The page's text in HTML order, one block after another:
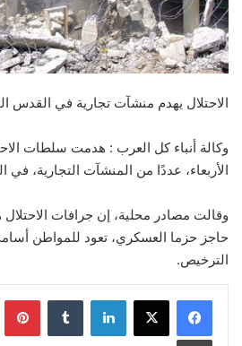
الاحتلال يهدم منشآت تجارية في القدس
وكالة أنباء كل العرب : هدمت سلطات
الأربعاء، عددًا من المنشآت التجارية، في
وقالت مصادر محلية، إن جرافات
حاجز حزما العسكري، تعود للمواطن
الترخيص.
لينكدإن
طباعة